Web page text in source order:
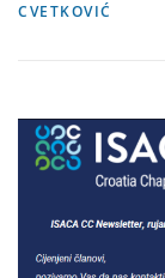
CVETKOVIĆ